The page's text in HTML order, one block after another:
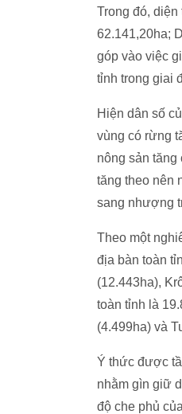
Trong đó,
62.141,20ha;
góp vào việc
tỉnh trong giai
Hiện dân số
vùng có rừng
nông sản
tăng theo nên
sang nhượng
Theo một
địa bàn toàn
(12.443ha),
toàn tỉnh là
(4.499ha) và
Ý thức được
nhằm gìn giữ
độ che phủ